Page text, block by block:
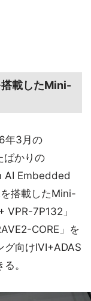
載したMini-
年3月の
かりの
AI Embedded
搭載したMini-
VPR-7P132」
CORE」を
グ向けIVI+ADAS
。